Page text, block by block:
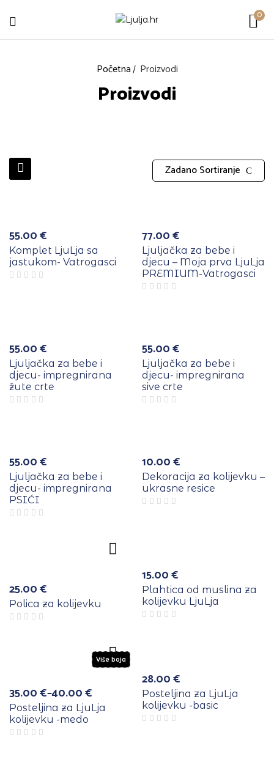
0
Početna Proizvodi
Proizvodi
Zadano Sortiranje
55.00€
Komplet LjuLja sa
jastukom- Vatrogasci
77.00€
Ljuljačka za bebe i
djecu – Moja prva LjuLja
PREMIUM-Vatrogasci
55.00€
Ljuljačka za bebe i
djecu- impregnirana
žute crte
55.00€
Ljuljačka za bebe i
djecu- impregnirana
sive crte
55.00€
Ljuljačka za bebe i
djecu- impregnirana
PSIĆI
10.00€
Dekoracija za kolijevku –
ukrasne resice
25.00€
Polica za kolijevku
15.00€
Plahtica od muslina za
kolijevku LjuLja
Više boja
35.00€–40.00€
Raspon
cijena:
od
35.00 €
Posteljina za LjuLja
kolijevku -medo
28.00€
Posteljina za LjuLja
kolijevku -basic